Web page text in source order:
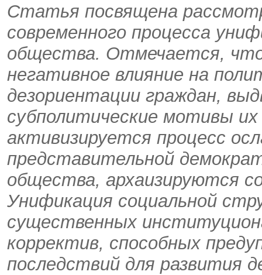
Статья посвящена
современного процесса
общества. Отмечается,
негативное влияние на
дезориентации граждан,
субполитические мотивы
активизируется процесс
представительной
общества, архаизируются
Унификация социальной
существенных
корректив, способных
последствий для развития